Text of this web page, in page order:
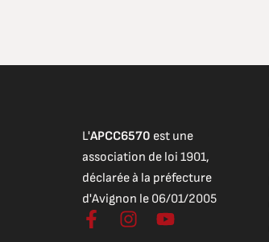
L'APCC6570 est une
association de loi 1901,
déclarée à la préfecture
d'Avignon le 06/01/2005
F
I
Y